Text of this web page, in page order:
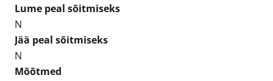
Lume peal sõitmiseks
N
Jää peal sõitmiseks
N
Mõõtmed